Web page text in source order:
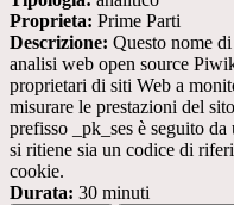
Proprieta: Prime Parti
Descrizione: Questo nome
analisi web open source
proprietari di siti Web a
misurare le prestazioni del
prefisso _pk_ses è seguito
si ritiene sia un codice di
cookie.
Durata: 30 minuti